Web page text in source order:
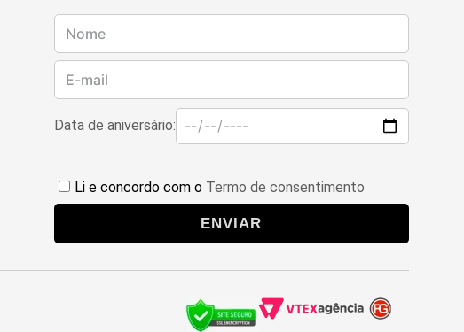
Data de aniversário:
Li e concordo com o Termo de consentimento
ENVIAR